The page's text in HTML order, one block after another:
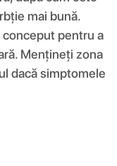
mai bună.
pentru a
Mențineți zona
dacă simptomele